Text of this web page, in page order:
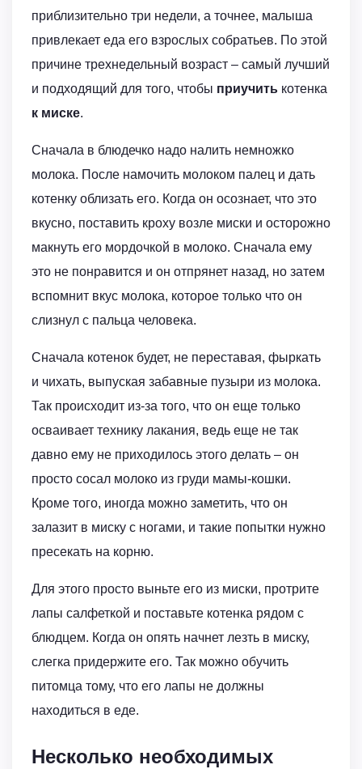
приблизительно три недели, а точнее, малыша
привлекает еда его взрослых собратьев. По этой
причине трехнедельный возраст – самый лучший
и подходящий для того, чтобы приучить котенка
к миске.
Сначала в блюдечко надо налить немножко
молока. После намочить молоком палец и дать
котенку облизать его. Когда он осознает, что это
вкусно, поставить кроху возле миски и осторожно
макнуть его мордочкой в молоко. Сначала ему
это не понравится и он отпрянет назад, но затем
вспомнит вкус молока, которое только что он
слизнул с пальца человека.
Сначала котенок будет, не переставая, фыркать
и чихать, выпуская забавные пузыри из молока.
Так происходит из-за того, что он еще только
осваивает технику лакания, ведь еще не так
давно ему не приходилось этого делать – он
просто сосал молоко из груди мамы-кошки.
Кроме того, иногда можно заметить, что он
залазит в миску с ногами, и такие попытки нужно
пресекать на корню.
Для этого просто выньте его из миски, протрите
лапы салфеткой и поставьте котенка рядом с
блюдцем. Когда он опять начнет лезть в миску,
слегка придержите его. Так можно обучить
питомца тому, что его лапы не должны
находиться в еде.
Несколько необходимых